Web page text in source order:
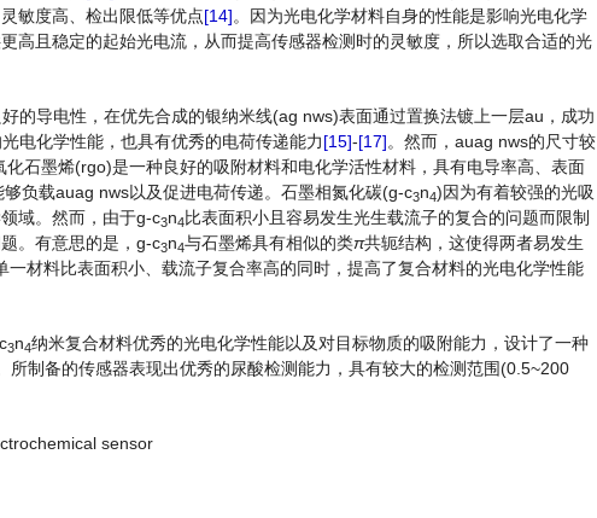
敏度高、检出限低等优点[14]。因为光电化学材料自身的性能是影响光电化学
高且稳定的起始光电流，从而提高传感器检测时的灵敏度，所以选取合适的光
的导电性，在优先合成的银纳米线(ag nws)表面通过置换法镀上一层au，成功
电化学性能，也具有优秀的电荷传递能力[15]-[17]。然而，auag nws的尺寸较
石墨烯(rgo)是一种良好的吸附材料和电化学活性材料，具有电导率高、表面
负载auag nws以及促进电荷传递。石墨相氮化碳(g-c3n4)因为有着较强的光吸
域。然而，由于g-c3n4比表面积小且容易发生光生载流子的复合的问题而限制
。有意思的是，g-c3n4与石墨烯具有相似的类π共轭结构，这使得两者易发生
一材料比表面积小、载流子复合率高的同时，提高了复合材料的光电化学性能
3n4纳米复合材料优秀的光电化学性能以及对目标物质的吸附能力，设计了一种
所制备的传感器表现出优秀的尿酸检测能力，具有较大的检测范围(0.5~200
sensor